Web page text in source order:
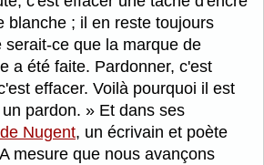
blanche ; il en reste toujours
serait-ce que la marque de
a été faite. Pardonner, c'est
effacer. Voilà pourquoi il est
pardon.
Et dans ses
Nugent, un écrivain et poète
A mesure que nous avançons